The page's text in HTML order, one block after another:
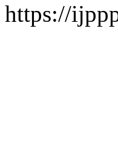
https://